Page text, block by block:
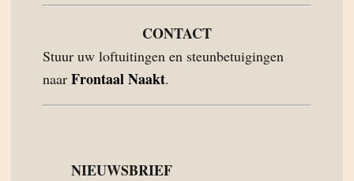
CONTACT
Stuur uw loftuitingen en steunbetuigingen
naar Frontaal Naakt.
NIEUWSBRIEF